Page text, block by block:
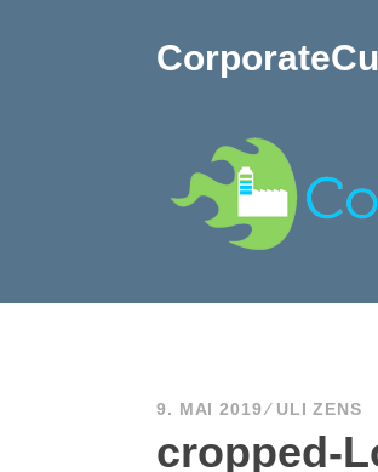
9. MAI 2019 ULI ZENS
cropped-